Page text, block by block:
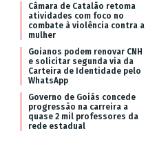
Câmara de Catalão retoma
atividades com foco no
combate à violência contra a
mulher
Goianos podem renovar CNH
e solicitar segunda via da
Carteira de Identidade pelo
WhatsApp
Governo de Goiás concede
progressão na carreira a
quase 2 mil professores da
rede estadual